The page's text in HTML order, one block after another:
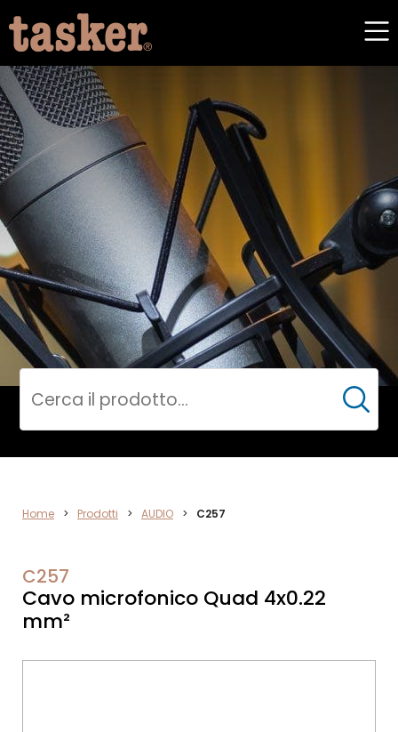
AUDIO
Cerca
Home > Prodotti > AUDIO > C257
C257
Cavo microfonico Quad 4x0.22
mm²